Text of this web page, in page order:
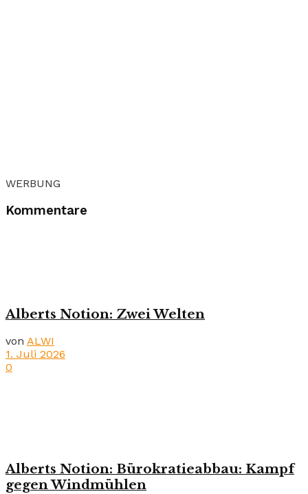
WERBUNG
Kommentare
Alberts Notion: Zwei Welten
von ALWI
1. Juli 2026
0
Alberts Notion: Bürokratieabbau: Kampf
gegen Windmühlen